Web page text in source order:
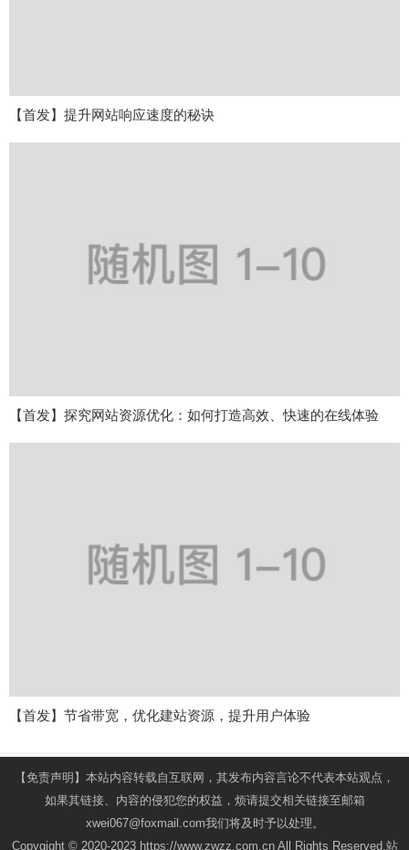
【首发】提升网站响应速度的秘诀
【首发】探究网站资源优化：如何打造高效、快速的在线体验
【首发】节省带宽，优化建站资源，提升用户体验
【免责声明】本站内容转载自互联网，其发布内容言论不代表本站观点，
如果其链接、内容的侵犯您的权益，烦请提交相关链接至邮箱
xwei067@foxmail.com我们将及时予以处理。
Copygight © 2020-2023 https://www.zwzz.com.cn All Rights Reserved.站